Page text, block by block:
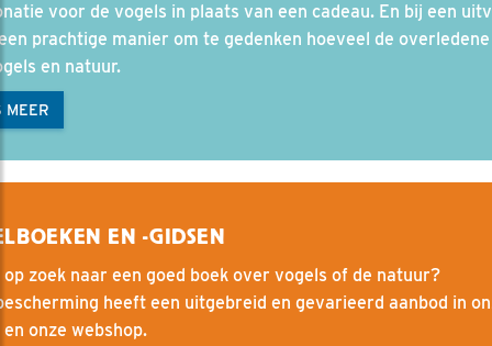
voor de vogels in plaats van een cadeau. En bij een
prachtige manier om te gedenken hoeveel de
en natuur.
MEER
EN -GIDSEN
op zoek naar een goed boek over vogels of de natuur?
heeft een uitgebreid en gevarieerd aanbod in
onze webshop.